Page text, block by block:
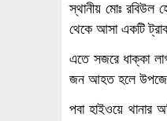
স্থানীয় মোঃ রবিউল
থেকে আসা একটি
এতে সজরে ধাক্কা
জন আহত হলে উপজেলা
পবা হাইওয়ে থানার